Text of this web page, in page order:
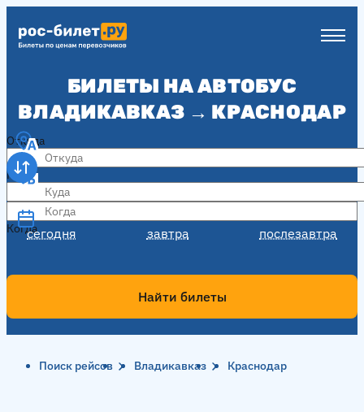
БИЛЕТЫ НА АВТОБУС
ВЛАДИКАВКАЗ → КРАСНОДАР
Откуда
Куда
Когда
сегодня завтра послезавтра
Когда
Найти билеты
Поиск рейсов Владикавказ Краснодар